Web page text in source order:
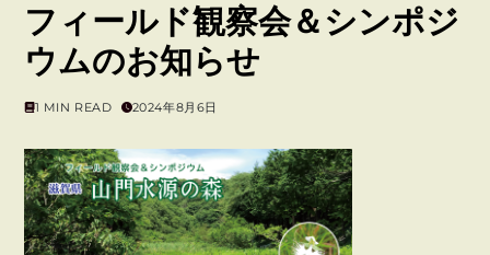
フィールド観察会＆シンポジ
ウムのお知らせ
1 MIN READ 2024年8月6日